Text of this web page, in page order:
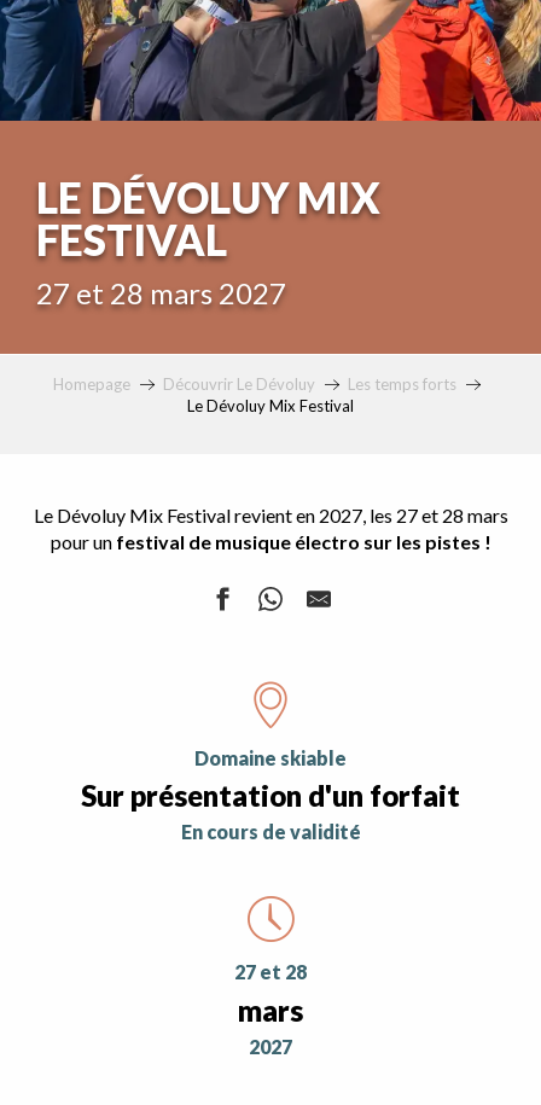
LE DÉVOLUY MIX
FESTIVAL
27 et 28 mars 2027
Homepage Découvrir Le Dévoluy
Les temps forts
Le Dévoluy Mix Festival
Le Dévoluy Mix Festival revient en 2027, les 27 et 28 mars
pour un festival de musique électro sur les pistes !
Domaine skiable
Sur présentation d'un forfait
en cours de validité
27 et 28
mars
2027